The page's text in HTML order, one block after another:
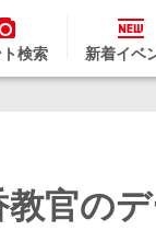
検索 新着イベ
教官の